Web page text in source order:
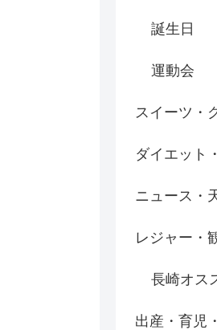
誕生日
運動会
スイーツ・
ダイエット
ニュース・
レジャー・
長崎オス
出産・育児